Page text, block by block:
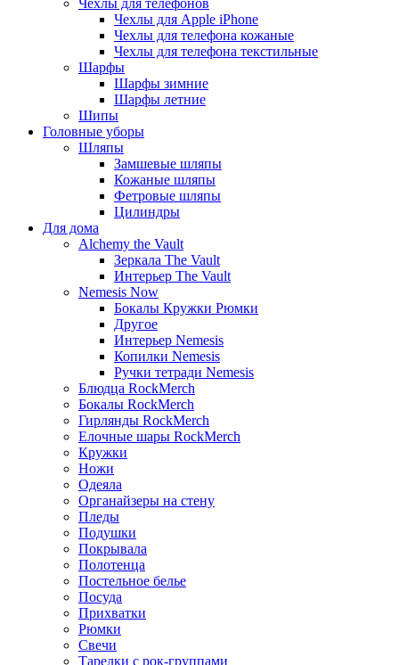
Чехлы для телефонов
Чехлы для Apple iPhone
Чехлы для телефона кожаные
Чехлы для телефона текстильные
Шарфы
Шарфы зимние
Шарфы летние
Шипы
Головные уборы
Шляпы
Замшевые шляпы
Кожаные шляпы
Фетровые шляпы
Цилиндры
Для дома
Alchemy the Vault
Зеркала The Vault
Интерьер The Vault
Nemesis Now
Бокалы Кружки Рюмки
Другое
Интерьер Nemesis
Копилки Nemesis
Ручки тетради Nemesis
Блюдца RockMerch
Бокалы RockMerch
Гирлянды RockMerch
Елочные шары RockMerch
Кружки
Ножи
Одеяла
Органайзеры на стену
Пледы
Подушки
Покрывала
Полотенца
Постельное белье
Посуда
Прихватки
Рюмки
Свечи
Тарелки с рок-группами